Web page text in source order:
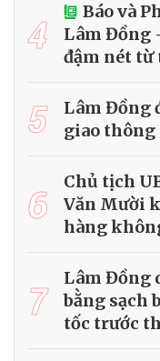
4
Báo và
Lâm Đồng
đậm nét
5
Lâm Đồng
giao
6
Chủ tịch
Văn Mười
hàng
7
Lâm Đồng
bằng sạch
tốc trước